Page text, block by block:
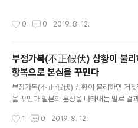
쟁’으로 지금도 현재진행형 중에 있다. 21세
일본의 끊임없는 주기침략, 그 시작에는 왜구
는 이와 같은 일본의 한반도 침략사를 새롭게
동안 아무도 접근하지 못했던 왜구 침구의
게 파헤치고 있다. 고대로부터 1149년간 이
‘임진왜란(159..
0 0 2019. 8. 12.
부정가복(不正假伏) 상황이 불리
항복으로 본심을 꾸민다
부정가복(不正假伏) 상황이 불리하면 거짓
을 꾸민다 일본의 본성을 나타내는 말로 겉
가 된다. 왜구는 상황에 따라 철저하게 그 속
1 0 2019. 8. 12.